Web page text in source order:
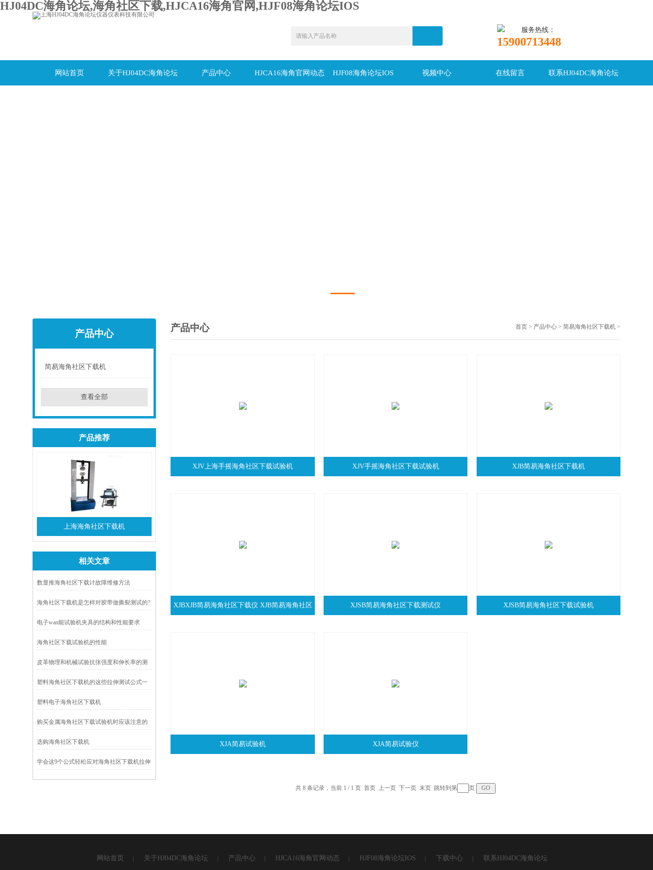
HJ04DC海角论坛,海角社区下载,HJCA16海角官网,HJF08海角论坛IOS
服务热线：
15900713448
网站首页 关于HJ04DC海角论坛 产品中心 HJCA16海角官网动态 HJF08海角论坛IOS 视频中心 在线留言 联系HJ04DC海角论坛
产品中心
简易海角社区下载机
查看全部
产品推荐
上海海角社区下载机
相关文章
数显推海角社区下载计故障维修方法
海角社区下载机是怎样对胶带做撕裂测试的?
电子wan能试验机夹具的结构和性能要求
海角社区下载试验机的性能
皮革物理和机械试验抗张强度和伸长率的测
塑料海角社区下载机的这些拉伸测试公式一
塑料电子海角社区下载机
购买金属海角社区下载试验机时应该注意的
选购海角社区下载机
学会这9个公式轻松应对海角社区下载机拉伸
产品中心 首页> 产品中心> 简易海角社区下载机>
XJV上海手摇海角社区下载试验机 XJV手摇海角社区下载试验机 XJB简易海角社区下载机
XJBXJB简易海角社区下载仪 XJB简易海角社区 XJSB简易海角社区下载测试仪 XJSB简易海角社区下载试验机
XJA简易试验机 XJA简易试验仪
共 8 条记录，当前 1 / 1 页 首页 上一页 下一页 末页 跳转到第 页
网站首页 关于HJ04DC海角论坛 产品中心 HJCA16海角官网动态 HJF08海角论坛IOS 下载中心 联系HJ04DC海角论坛